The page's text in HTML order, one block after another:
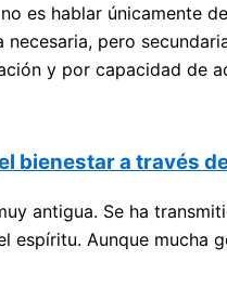
es hablar únicamente
pero
y por capacidad de
bienestar a través
antigua. Se ha
espíritu. Aunque mucha